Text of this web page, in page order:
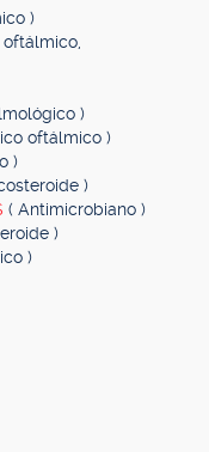
)
)
oftálmico )
)
)
( Antimicrobiano )
)
)